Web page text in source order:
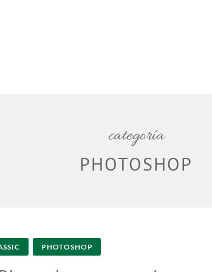
categoría
PHOTOSHOP
PHOTOSHOP